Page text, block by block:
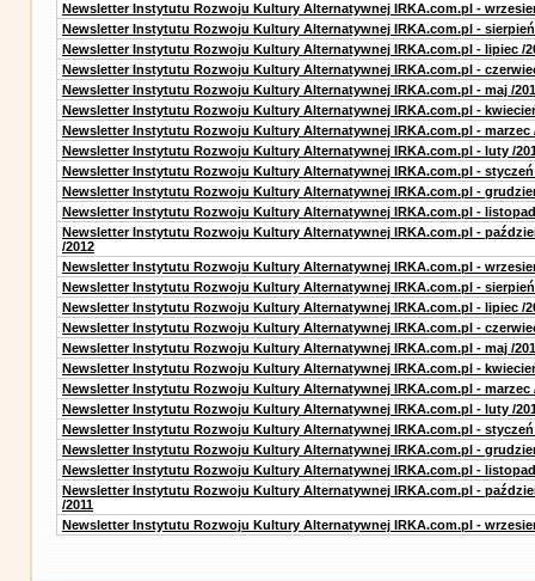
Newsletter Instytutu Rozwoju Kultury Alternatywnej IRKA.com.pl -
Newsletter Instytutu Rozwoju Kultury Alternatywnej IRKA.com.pl - sierpień
Newsletter Instytutu Rozwoju Kultury Alternatywnej IRKA.com.pl - lipiec /
Newsletter Instytutu Rozwoju Kultury Alternatywnej IRKA.com.pl -
Newsletter Instytutu Rozwoju Kultury Alternatywnej IRKA.com.pl - maj /
Newsletter Instytutu Rozwoju Kultury Alternatywnej IRKA.com.pl -
Newsletter Instytutu Rozwoju Kultury Alternatywnej IRKA.com.pl - marzec
Newsletter Instytutu Rozwoju Kultury Alternatywnej IRKA.com.pl - luty /
Newsletter Instytutu Rozwoju Kultury Alternatywnej IRKA.com.pl - styczeń
Newsletter Instytutu Rozwoju Kultury Alternatywnej IRKA.com.pl -
Newsletter Instytutu Rozwoju Kultury Alternatywnej IRKA.com.pl - listopad
Newsletter Instytutu Rozwoju Kultury Alternatywnej IRKA.com.pl -
/2012
Newsletter Instytutu Rozwoju Kultury Alternatywnej IRKA.com.pl -
Newsletter Instytutu Rozwoju Kultury Alternatywnej IRKA.com.pl - sierpień
Newsletter Instytutu Rozwoju Kultury Alternatywnej IRKA.com.pl - lipiec /
Newsletter Instytutu Rozwoju Kultury Alternatywnej IRKA.com.pl -
Newsletter Instytutu Rozwoju Kultury Alternatywnej IRKA.com.pl - maj /
Newsletter Instytutu Rozwoju Kultury Alternatywnej IRKA.com.pl -
Newsletter Instytutu Rozwoju Kultury Alternatywnej IRKA.com.pl - marzec
Newsletter Instytutu Rozwoju Kultury Alternatywnej IRKA.com.pl - luty /
Newsletter Instytutu Rozwoju Kultury Alternatywnej IRKA.com.pl - styczeń
Newsletter Instytutu Rozwoju Kultury Alternatywnej IRKA.com.pl -
Newsletter Instytutu Rozwoju Kultury Alternatywnej IRKA.com.pl - listopad
Newsletter Instytutu Rozwoju Kultury Alternatywnej IRKA.com.pl -
/2011
Newsletter Instytutu Rozwoju Kultury Alternatywnej IRKA.com.pl -